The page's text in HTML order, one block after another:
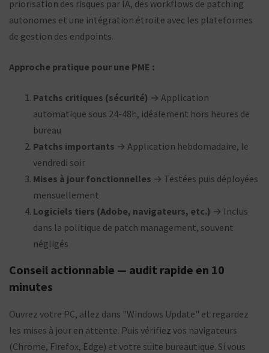
priorisation des risques par IA, des workflows de patching
autonomes et une intégration étroite avec les plateformes
de gestion des endpoints.
Approche pratique pour une PME :
Patchs critiques (sécurité) → Application
automatique sous 24-48h, idéalement hors heures de
bureau
Patchs importants → Application hebdomadaire, le
vendredi soir
Mises à jour fonctionnelles → Testées puis déployées
mensuellement
Logiciels tiers (Adobe, navigateurs, etc.) → Inclus
dans la politique de patch management, souvent
négligés
Conseil actionnable — audit rapide en 10
minutes
Ouvrez votre PC, allez dans "Windows Update" et regardez
les mises à jour en attente. Puis vérifiez vos navigateurs
(Chrome, Firefox, Edge) et votre suite bureautique. Si vous